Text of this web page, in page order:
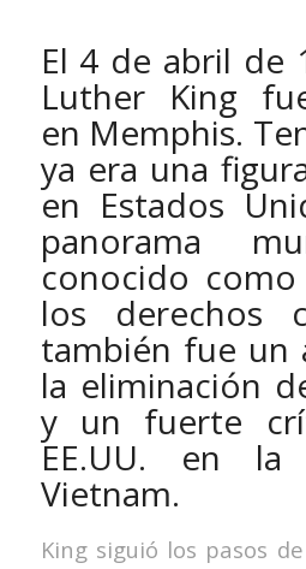
El 4 de abril de
Luther King
en Memphis.
ya era una
en Estados
panorama
conocido
los derechos
también fue un
la eliminación
y un fuerte
EE.UU. en
Vietnam.
King siguió los pasos